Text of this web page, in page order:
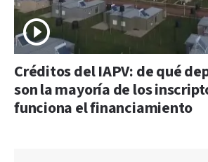
Créditos del IAPV: de qué
son la mayoría de los
funciona el financiamiento